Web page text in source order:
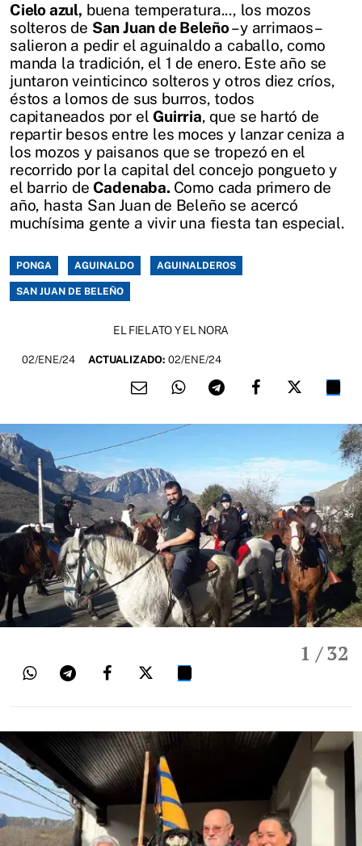
Cielo azul, buena temperatura..., los mozos
solteros de San Juan de Beleño–y arrimaos–
salieron a pedir el aguinaldo a caballo, como
manda la tradición, el 1 de enero. Este año se
juntaron veinticinco solteros y otros diez críos,
éstos a lomos de sus burros, todos
capitaneados por el Guirria, que se hartó de
repartir besos entre les moces y lanzar ceniza a
los mozos y paisanos que se tropezó en el
recorrido por la capital del concejo pongueto y
el barrio de Cadenaba. Como cada primero de
año, hasta San Juan de Beleño se acercó
muchísima gente a vivir una fiesta tan especial.
PONGA AGUINALDO AGUINALDEROS
SAN JUAN DE BELEÑO
EL FIELATO Y EL NORA
02/ENE/24 ACTUALIZADO: 02/ENE/24
1 / 32